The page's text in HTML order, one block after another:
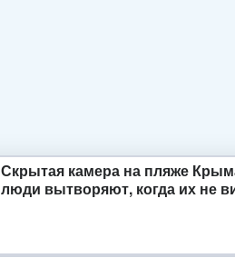
Скрытая камера на пляже
люди вытворяют, когда их не